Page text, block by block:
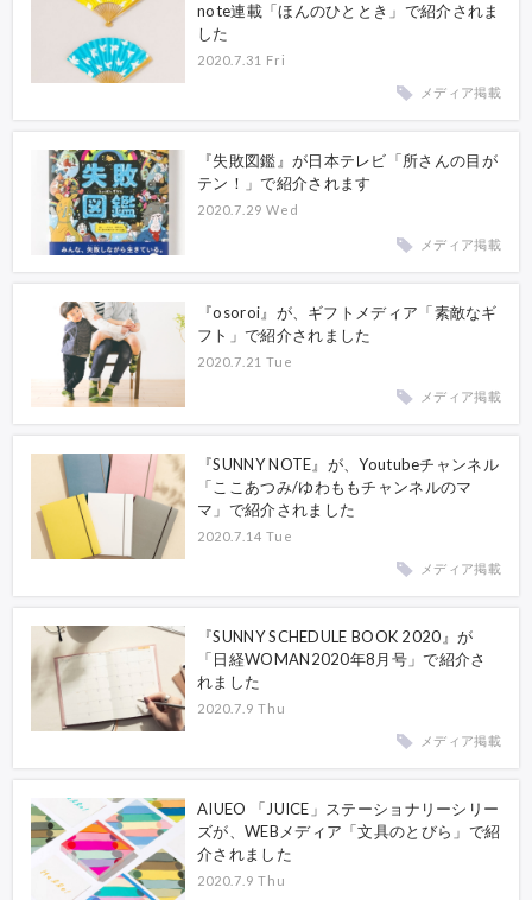
note連載「ほんのひととき」で紹介されま
した
2020.7.31 Fri
メディア掲載
『失敗図鑑』が日本テレビ「所さんの目が
テン！」で紹介されます
2020.7.29 Wed
メディア掲載
『osoroi』が、ギフトメディア「素敵なギ
フト」で紹介されました
2020.7.21 Tue
メディア掲載
『SUNNY NOTE』が、Youtubeチャンネル
「ここあつみ/ゆわももチャンネルのマ
マ」で紹介されました
2020.7.14 Tue
メディア掲載
『SUNNY SCHEDULE BOOK 2020』が
「日経WOMAN2020年8月号」で紹介さ
れました
2020.7.9 Thu
メディア掲載
AIUEO 「JUICE」ステーショナリーシリー
ズが、WEBメディア「文具のとびら」で紹
介されました
2020.7.9 Thu